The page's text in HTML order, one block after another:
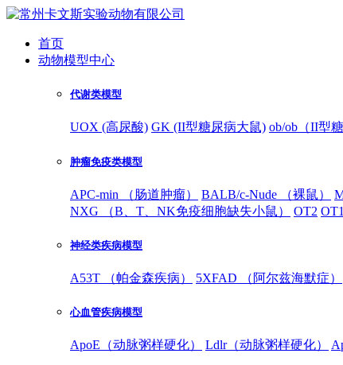
首页
动物模型中心
代谢类模型
UOX (高尿酸) GK (II型糖尿病大鼠) ob/ob（II型
肿瘤免疫类模型
APC-min （肠道肿瘤） BALB/c-Nude （裸鼠）
NXG （B、T、NK免疫细胞缺失小鼠）
OT2 OT1
神经类疾病模型
A53T （帕金森疾病） 5XFAD （阿尔兹海默症）
心血管疾病模型
ApoE（动脉粥样硬化） Ldlr（动脉粥样硬化）